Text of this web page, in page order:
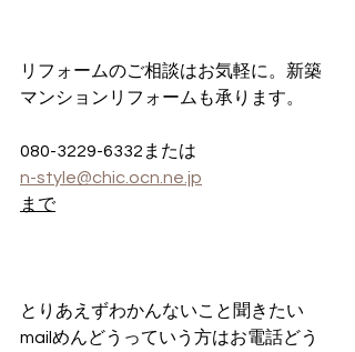
リフォームのご相談はお気軽に。新築
マンションリフォームも承ります。
080-3229-6332または
n-style@chic.ocn.ne.jp
まで
とりあえずわかんないこと聞きたい
mailめんどうっていう方はお電話どう